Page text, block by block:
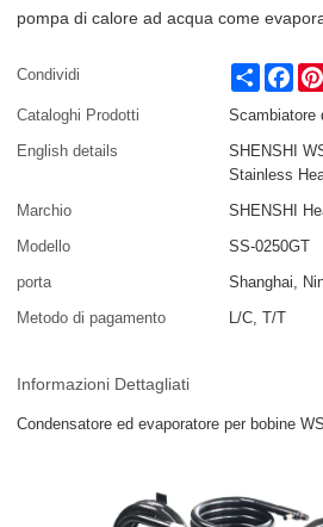
pompa di calore ad acqua come
Condividi Share
Cataloghi Prodotti
Scambiatore
English details
SHENSHI
Stainless
Marchio
SHENSHI
Modello
SS-0250GT
porta
Shanghai,
Metodo di pagamento
L/C, T/T
Informazioni Dettagliati
Condensatore ed evaporatore per bobine